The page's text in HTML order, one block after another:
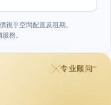
視乎空間配置及租期。
務。
专业顾问™